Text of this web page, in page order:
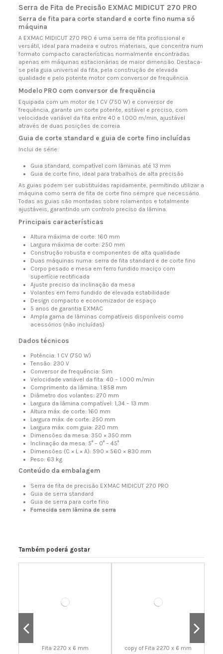
Serra de Fita de Precisão EXMAC MIDICUT 270 PRO
Serra de fita para corte standard e corte fino numa só
máquina
A EXMAC MIDICUT 270 PRO é uma serra de fita profissional e
versátil, ideal para madeira e outros materiais, que concentra num
formato compacto características normalmente encontradas
apenas em máquinas estacionárias de maior dimensão. Destaca-
se pela guia universal da fita, pela construção de elevada
qualidade e pelo potente motor com conversor de frequência.
Modelo PRO com conversor de frequência
Equipada com um motor de 1 CV (750 W) e conversor de
frequência, garante um corte potente, estável e preciso, com
velocidade variável da fita entre 40 e 1.000 m/min, ajustável
através de duas posições de correia.
Guia de corte standard e guia de corte fino incluídas
Inclui de série:
Guia standard, compatível com lâminas até 13 mm
Guia de corte fino, ideal para trabalhos de alta precisão
As guias podem ser substituídas rapidamente, permitindo utilizar a
máquina como serra de fita de corte fino sempre que necessário.
Todas as guias são montadas sobre rolamentos e totalmente
ajustáveis, garantindo um controlo preciso da lâmina.
Principais características
Altura máxima de corte: 160 mm
Largura máxima de corte: 250 mm
Construção robusta e componentes de alta qualidade
Duas máquinas numa: serra de fita standard e de corte fino
Corpo pesado e mesa em ferro fundido maciço com
superfície rectificada
Ajuste preciso da inclinação da mesa
Volantes em ferro fundido de elevada estabilidade
Design compacto e economizador de espaço
5 anos de garantia EXMAC
Ampla gama de lâminas compatíveis disponíveis como
acessórios (não incluídas)
Dados técnicos
Potência: 1 CV (750 W)
Tensão: 230 V
Conversor de frequência: Sim
Velocidade variável da fita: 40 – 1.000 m/min
Comprimento da lâmina: 1.858 mm
Diâmetro dos volantes: 270 mm
Largura da lâmina compatível: 1,34 – 13 mm
Altura máx. de corte: 160 mm
Largura máx. de corte: 250 mm
Largura máx. com guia: 220 mm
Dimensões da mesa: 350 × 350 mm
Inclinação da mesa: 5° – 0° – 45°
Dimensões (C × L × A): 590 × 560 × 830 mm
Peso: 63 kg
Conteúdo da embalagem
Serra de fita de precisão EXMAC MIDICUT 270 PRO
Guia de serra standard
Guia de serra para corte fino
Fornecida sem lâmina de serra
Também poderá gostar
Fita 2270 x 6 mm copy of Fita 2270 x 6 mm